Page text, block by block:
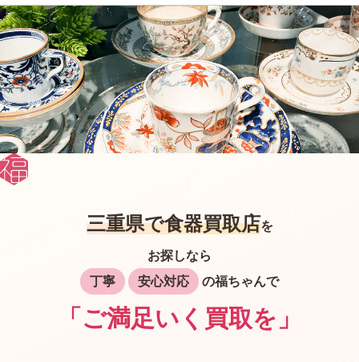
三重県で食器買取店を
お探しなら
丁寧
安心対応 の福ちゃんで
「ご満足いく買取を」